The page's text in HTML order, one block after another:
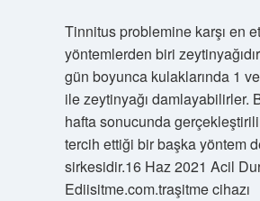
Tinnitus problemine karşı en
yöntemlerden biri
gün boyunca kulaklarında 1
ile zeytinyağı damlayabilirler.
hafta sonucunda
tercih ettiği bir başka yöntem
sirkesidir.16 Haz 2021 Acil
Ediisitme.com.traşitme cihazı